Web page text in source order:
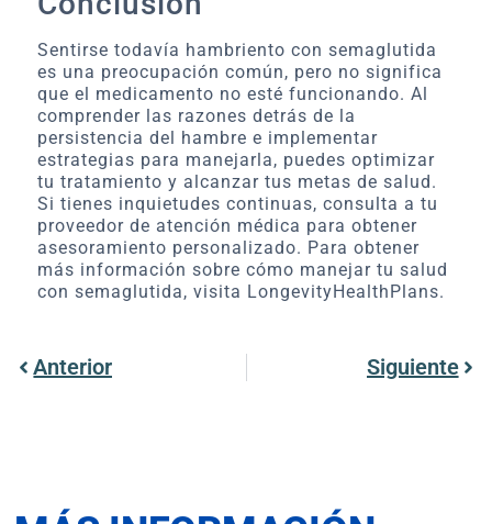
Sentirse todavía hambriento con semaglutida
es una preocupación común, pero no significa
que el medicamento no esté funcionando. Al
comprender las razones detrás de la
persistencia del hambre e implementar
estrategias para manejarla, puedes optimizar
tu tratamiento y alcanzar tus metas de salud.
Si tienes inquietudes continuas, consulta a tu
proveedor de atención médica para obtener
asesoramiento personalizado. Para obtener
más información sobre cómo manejar tu salud
con semaglutida, visita LongevityHealthPlans.
Anterior Siguiente